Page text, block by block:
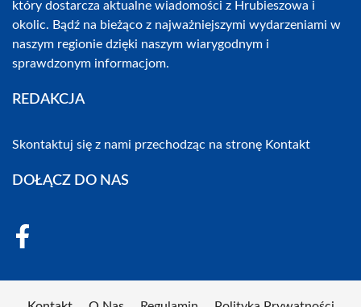
który dostarcza aktualne wiadomości z Hrubieszowa i
okolic. Bądź na bieżąco z najważniejszymi wydarzeniami w
naszym regionie dzięki naszym wiarygodnym i
sprawdzonym informacjom.
REDAKCJA
Skontaktuj się z nami przechodząc na stronę Kontakt
DOŁĄCZ DO NAS